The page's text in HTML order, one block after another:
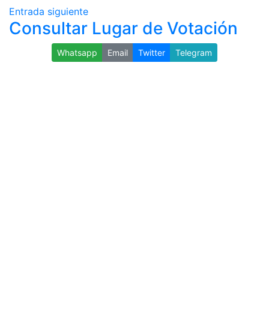
Entrada siguiente
Consultar Lugar de Votación
Whatsapp Email Twitter Telegram